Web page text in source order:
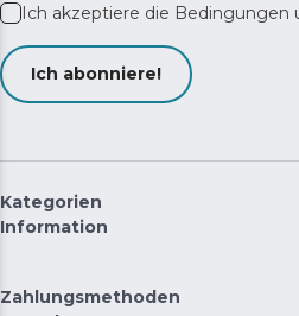
Ich akzeptiere die Bedingungen
Ich abonniere!
Kategorien
Information
Zahlungsmethoden